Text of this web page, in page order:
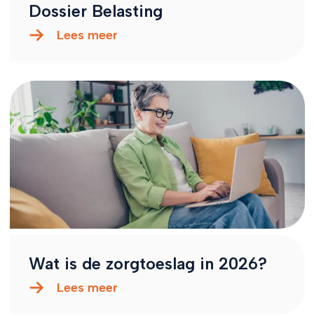
Dossier Belasting
Lees meer
Wat is de zorgtoeslag in 2026?
Lees meer